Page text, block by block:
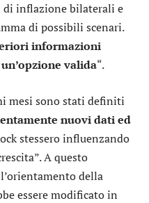
di inflazione bilaterali e
di possibili scenari.
informazioni
valida“.
mesi sono stati definiti
nuovi dati ed
stessero influenzando
A questo
della
essere modificato in